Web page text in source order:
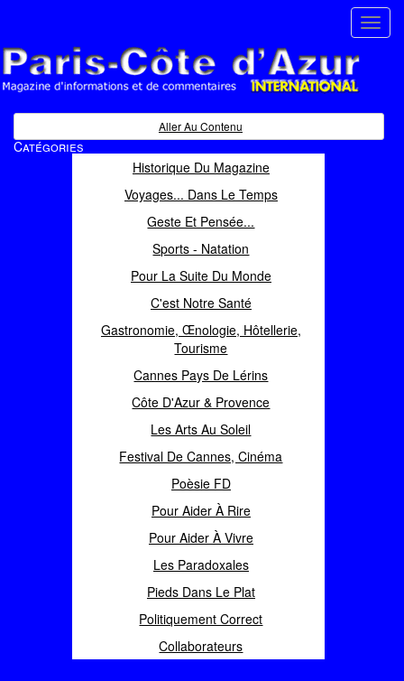
Magazine d'informations et de commentaires
Aller Au Contenu
Catégories
Historique Du Magazine
Voyages... Dans Le Temps
Geste Et Pensée...
Sports - Natation
Pour La Suite Du Monde
C'est Notre Santé
Gastronomie, Œnologie, Hôtellerie,
Tourisme
Cannes Pays De Lérins
Côte D'Azur & Provence
Les Arts Au Soleil
Festival De Cannes, Cinéma
Poèsie FD
Pour Aider À Rire
Pour Aider À Vivre
Les Paradoxales
Pieds Dans Le Plat
Politiquement Correct
Collaborateurs